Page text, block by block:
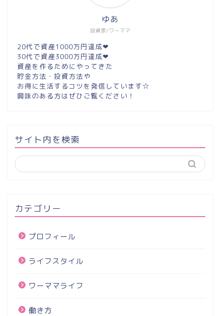
投資家/ワーママ
ゆあ
20代で資産1000万円達成❤︎
30代で資産3000万円達成❤︎
資産を作るためにやってきた
貯金方法・投資方法や
お得に生活するコツを発信しています☆
興味のある方はぜひご覧ください！
サイト内を検索
カテゴリー
プロフィール
ライフスタイル
ワーママライフ
働き方